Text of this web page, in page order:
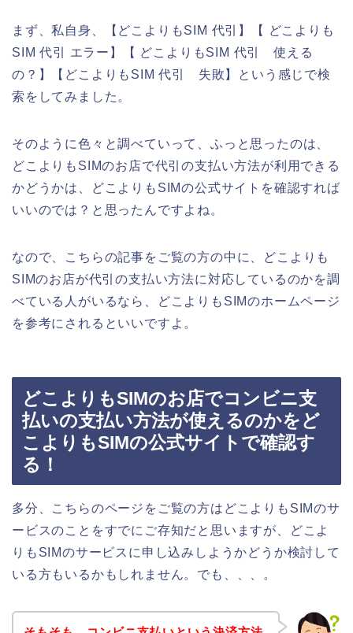
まず、私自身、【どこよりもSIM 代引】【 どこよりも
SIM 代引 エラー】【 どこよりもSIM 代引 使える
の？】【どこよりもSIM 代引 失敗】という感じで検
索をしてみました。
そのように色々と調べていって、ふっと思ったのは、
どこよりもSIMのお店で代引の支払い方法が利用できる
かどうかは、どこよりもSIMの公式サイトを確認すれば
いいのでは？と思ったんですよね。
なので、こちらの記事をご覧の方の中に、どこよりも
SIMのお店が代引の支払い方法に対応しているのかを調
べている人がいるなら、どこよりもSIMのホームページ
を参考にされるといいですよ。
どこよりもSIMのお店でコンビニ支
払いの支払い方法が使えるのかをど
こよりもSIMの公式サイトで確認す
る！
多分、こちらのページをご覧の方はどこよりもSIMのサ
ービスのことをすでにご存知だと思いますが、どこよ
りもSIMのサービスに申し込みしようかどうか検討して
いる方もいるかもしれません。でも、、、。